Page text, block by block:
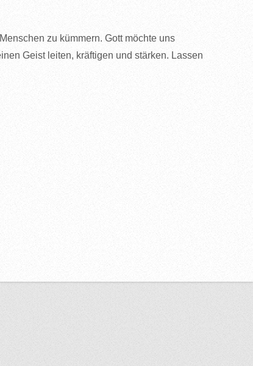
zu kümmern. Gott möchte uns
Geist leiten, kräftigen und stärken. Lassen